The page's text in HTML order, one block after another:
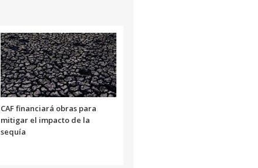
CAF financiará obras para
mitigar el impacto de la
sequía